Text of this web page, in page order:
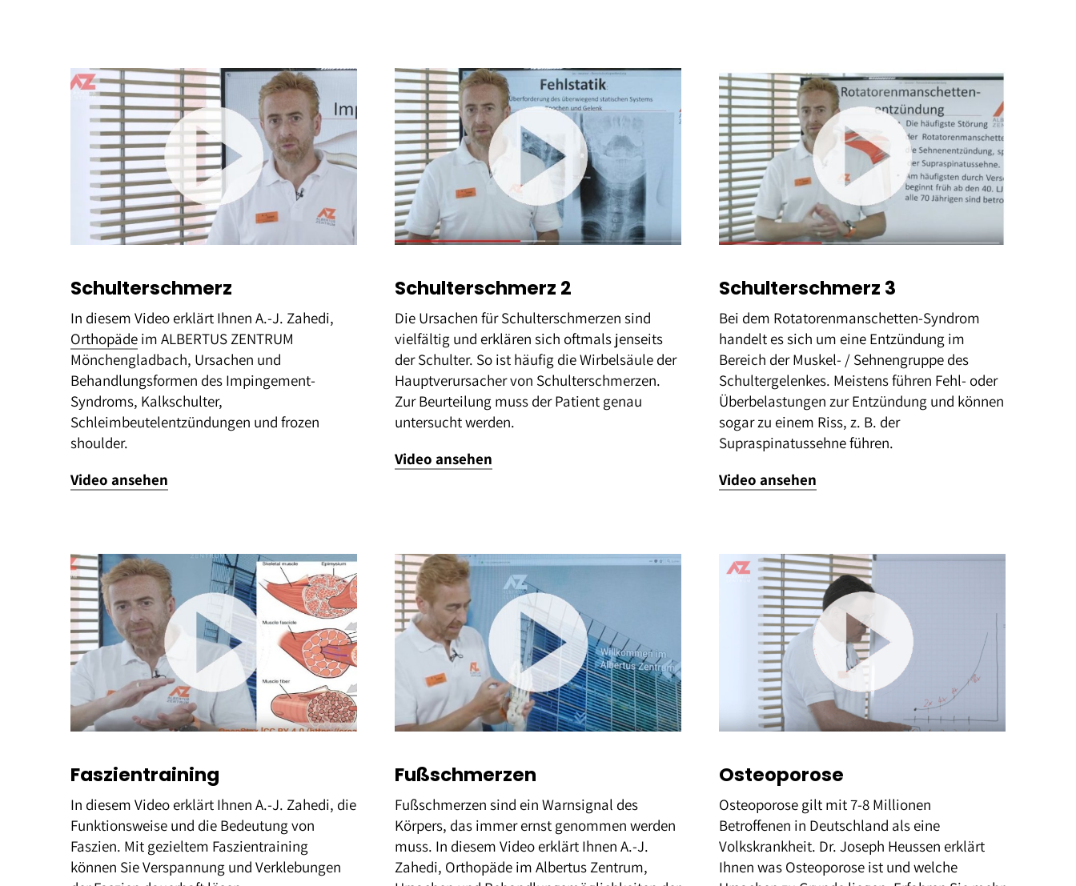
Schulterschmerz
In diesem Video erklärt Ihnen A.-J. Zahedi,
Orthopäde im ALBERTUS ZENTRUM
Mönchengladbach, Ursachen und
Behandlungsformen des Impingement-
Syndroms, Kalkschulter,
Schleimbeutelentzündungen und frozen
shoulder.
Video ansehen
Schulterschmerz 2
Die Ursachen für Schulterschmerzen sind
vielfältig und erklären sich oftmals jenseits
der Schulter. So ist häufig die Wirbelsäule der
Hauptverursacher von Schulterschmerzen.
Zur Beurteilung muss der Patient genau
untersucht werden.
Video ansehen
Schulterschmerz 3
Bei dem Rotatorenmanschetten-Syndrom
handelt es sich um eine Entzündung im
Bereich der Muskel- / Sehnengruppe des
Schultergelenkes. Meistens führen Fehl- oder
Überbelastungen zur Entzündung und können
sogar zu einem Riss, z. B. der
Supraspinatussehne führen.
Video ansehen
Faszientraining
In diesem Video erklärt Ihnen A.-J. Zahedi, die
Funktionsweise und die Bedeutung von
Faszien. Mit gezieltem Faszientraining
können Sie Verspannung und Verklebungen
Fußschmerzen
Fußschmerzen sind ein Warnsignal des
Körpers, das immer ernst genommen werden
muss. In diesem Video erklärt Ihnen A.-J.
Zahedi, Orthopäde im Albertus Zentrum,
Osteoporose
Osteoporose gilt mit 7-8 Millionen
Betroffenen in Deutschland als eine
Volkskrankheit. Dr. Joseph Heussen erklärt
Ihnen was Osteoporose ist und welche